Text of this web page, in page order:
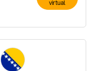
virtual